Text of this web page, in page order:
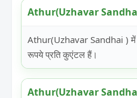
Athur(Uzhavar Sandhai )
Athur(Uzhavar Sandhai ) में
रूपये प्रति कुएंटल हैं।
Athur(Uzhavar Sandhai )